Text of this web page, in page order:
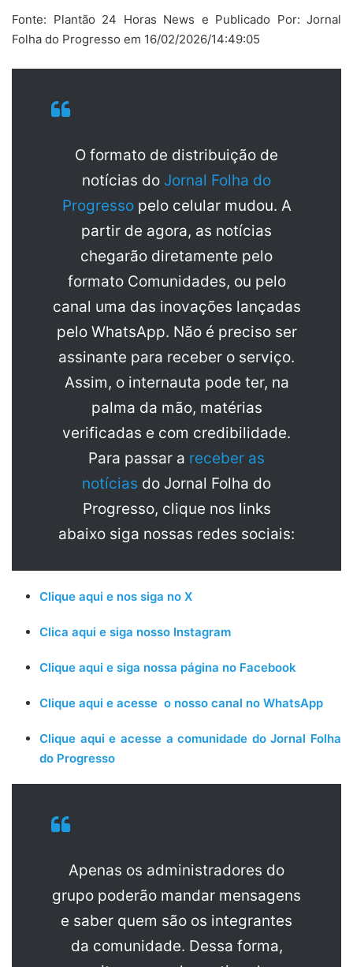
Fonte: Plantão 24 Horas News e Publicado Por: Jornal
Folha do Progresso em 16/02/2026/14:49:05
O formato de distribuição de
notícias do Jornal Folha do
Progresso pelo celular mudou. A
partir de agora, as notícias
chegarão diretamente pelo
formato Comunidades, ou pelo
canal uma das inovações lançadas
pelo WhatsApp. Não é preciso ser
assinante para receber o serviço.
Assim, o internauta pode ter, na
palma da mão, matérias
verificadas e com credibilidade.
Para passar a receber as
notícias do Jornal Folha do
Progresso, clique nos links
abaixo siga nossas redes sociais:
Clique aqui e nos siga no X
Clica aqui e siga nosso Instagram
Clique aqui e siga nossa página no Facebook
Clique aqui e acesse o nosso canal no WhatsApp
Clique aqui e acesse a comunidade do Jornal Folha
do Progresso
Apenas os administradores do
grupo poderão mandar mensagens
e saber quem são os integrantes
da comunidade. Dessa forma,